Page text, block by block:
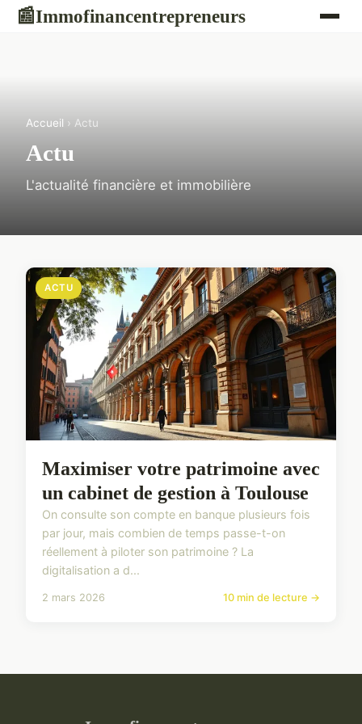
📰Immofinancentrepreneurs
Accueil › Actu
Actu
L'actualité financière et immobilière
ACTU
Maximiser votre patrimoine avec
un cabinet de gestion à Toulouse
On consulte son compte en banque plusieurs fois
par jour, mais combien de temps passe-t-on
réellement à piloter son patrimoine ? La
digitalisation a d...
2 mars 2026 10 min de lecture →